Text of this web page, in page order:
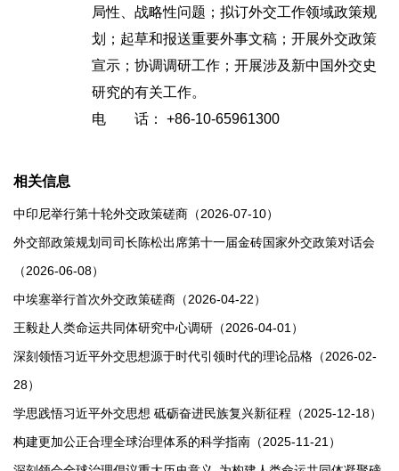
局性、战略性问题；拟订外交工作领域政策规
划；起草和报送重要外事文稿；开展外交政策
宣示；协调调研工作；开展涉及新中国外交史
研究的有关工作。
电 话： +86-10-65961300
相关信息
中印尼举行第十轮外交政策磋商（2026-07-10）
外交部政策规划司司长陈松出席第十一届金砖国家外交政策对话会
（2026-06-08）
中埃塞举行首次外交政策磋商（2026-04-22）
王毅赴人类命运共同体研究中心调研（2026-04-01）
深刻领悟习近平外交思想源于时代引领时代的理论品格（2026-02-
28）
学思践悟习近平外交思想 砥砺奋进民族复兴新征程（2025-12-18）
构建更加公正合理全球治理体系的科学指南（2025-11-21）